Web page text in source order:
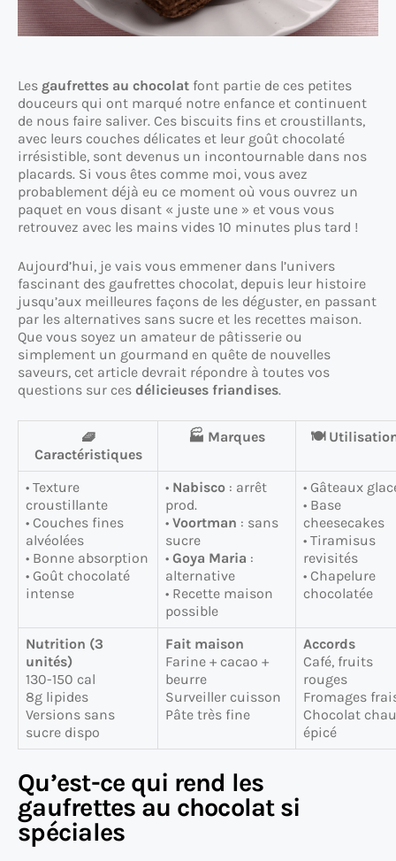
Les gaufrettes au chocolat font partie de ces petites
douceurs qui ont marqué notre enfance et continuent
de nous faire saliver. Ces biscuits fins et croustillants,
avec leurs couches délicates et leur goût chocolaté
irrésistible, sont devenus un incontournable dans nos
placards. Si vous êtes comme moi, vous avez
probablement déjà eu ce moment où vous ouvrez un
paquet en vous disant « juste une » et vous vous
retrouvez avec les mains vides 10 minutes plus tard !
Aujourd’hui, je vais vous emmener dans l’univers
fascinant des gaufrettes chocolat, depuis leur histoire
jusqu’aux meilleures façons de les déguster, en passant
par les alternatives sans sucre et les recettes maison.
Que vous soyez un amateur de pâtisserie ou
simplement un gourmand en quête de nouvelles
saveurs, cet article devrait répondre à toutes vos
questions sur ces délicieuses friandises.
🧇
Caractéristiques
🏭 Marques 🍽️
• Texture
croustillante
• Couches fines
alvéolées
• Bonne absorption
• Goût chocolaté
intense
• Nabisco : arrêt
prod.
• Voortman : sans
sucre
• Goya Maria :
alternative
• Recette maison
possible
• Gâteaux
• Base
cheesecakes
• Tiramisus
revisités
• Chapelure
chocolatée
Nutrition (3
unités)
130-150 cal
8g lipides
Versions sans
sucre dispo
Fait maison
Farine + cacao +
beurre
Surveiller cuisson
Pâte très fine
Accords
Café, fruits
rouges
Fromages
Chocolat
épicé
Qu’est-ce qui rend les
gaufrettes au chocolat si
spéciales